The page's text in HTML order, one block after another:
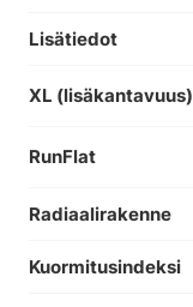
Lisätiedot
XL (lisäkantavuus)
RunFlat
Radiaalirakenne
Kuormitusindeksi